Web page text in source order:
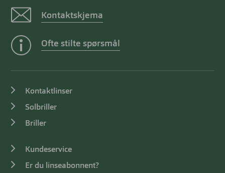
Kontaktskjema
Ofte stilte spørsmål
Kontaktlinser
Solbriller
Briller
Kundeservice
Er du linseabonnent?